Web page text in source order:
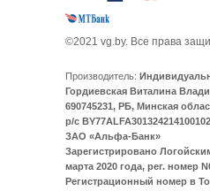
Производитель:
Гордиевская Виталина
690745231, РБ, Минская
р/с
ЗАО «Альфа-Банк»
Зарегистрировано
марта 2020 года, рег. номер
Регистрационный номер в
©2021 vg.by. Все права